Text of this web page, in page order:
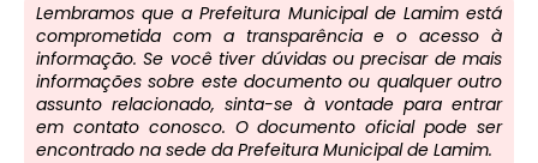
Lembramos que a Prefeitura Municipal de Lamim está
comprometida com a transparência e o acesso à
informação. Se você tiver dúvidas ou precisar de mais
informações sobre este documento ou qualquer outro
assunto relacionado, sinta-se à vontade para entrar
em contato conosco. O documento oficial pode ser
encontrado na sede da Prefeitura Municipal de Lamim.